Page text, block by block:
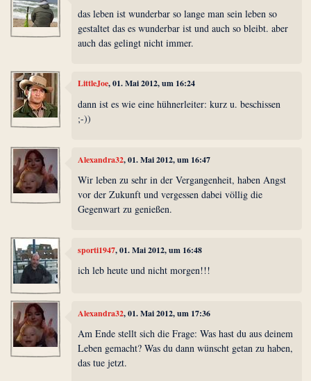
das leben ist wunderbar so lange man sein leben so
gestaltet das es wunderbar ist und auch so bleibt. aber
auch das gelingt nicht immer.
LittleJoe, 01. Mai 2012, um 16:24
dann ist es wie eine hühnerleiter: kurz u. beschissen
;-))
Alexandra32, 01. Mai 2012, um 16:47
Wir leben zu sehr in der Vergangenheit, haben Angst
vor der Zukunft und vergessen dabei völlig die
Gegenwart zu genießen.
sporti1947, 01. Mai 2012, um 16:48
ich leb heute und nicht morgen!!!
Alexandra32, 01. Mai 2012, um 17:36
Am Ende stellt sich die Frage: Was hast du aus deinem
Leben gemacht? Was du dann wünscht getan zu haben,
das tue jetzt.